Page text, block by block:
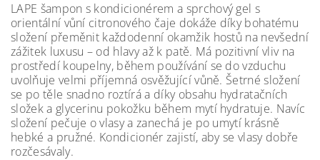
LAPE šampon s kondicionérem a sprchový gel s
orientální vůní citronového čaje dokáže díky bohatému
složení přeměnit každodenní okamžik hostů na nevšední
zážitek luxusu – od hlavy až k patě. Má pozitivní vliv na
prostředí koupelny, během používání se do vzduchu
uvolňuje velmi příjemná osvěžující vůně. Šetrné složení
se po těle snadno roztírá a díky obsahu hydratačních
složek a glycerinu pokožku během mytí hydratuje. Navíc
složení pečuje o vlasy a zanechá je po umytí krásně
hebké a pružné. Kondicionér zajistí, aby se vlasy dobře
rozčesávaly.